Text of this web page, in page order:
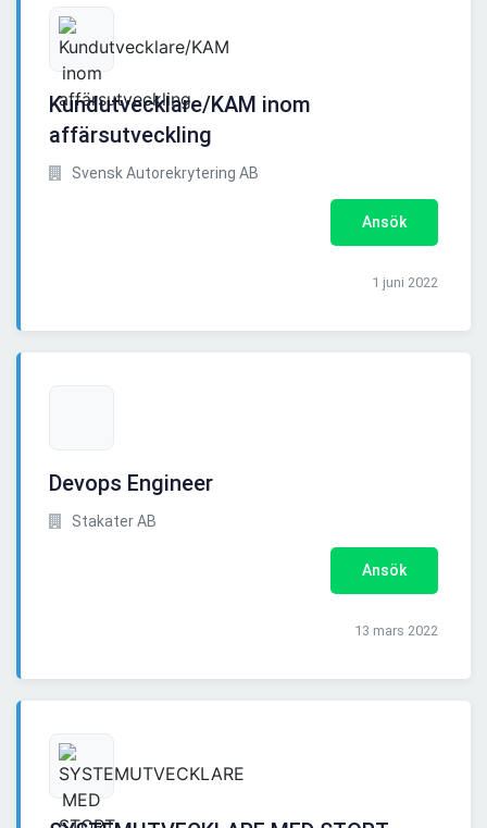
Kundutvecklare/KAM inom
affärsutveckling
Svensk Autorekrytering AB
Ansök
1 juni 2022
Devops Engineer
Stakater AB
Ansök
13 mars 2022